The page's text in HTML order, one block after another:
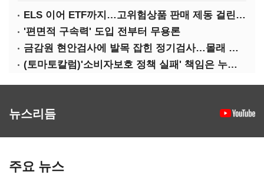
ELS 이어 ETF까지…고위험상품 판매 제동 걸린 은행
'편면적 구속력' 도입 전부터 무용론
금감원 현안검사에 발목 잡힌 정기검사…몰래 웃는 금융권
(토마토칼럼)'소비자보호 정책 실패' 책임은 누가 지나
뉴스리듬
주요 뉴스